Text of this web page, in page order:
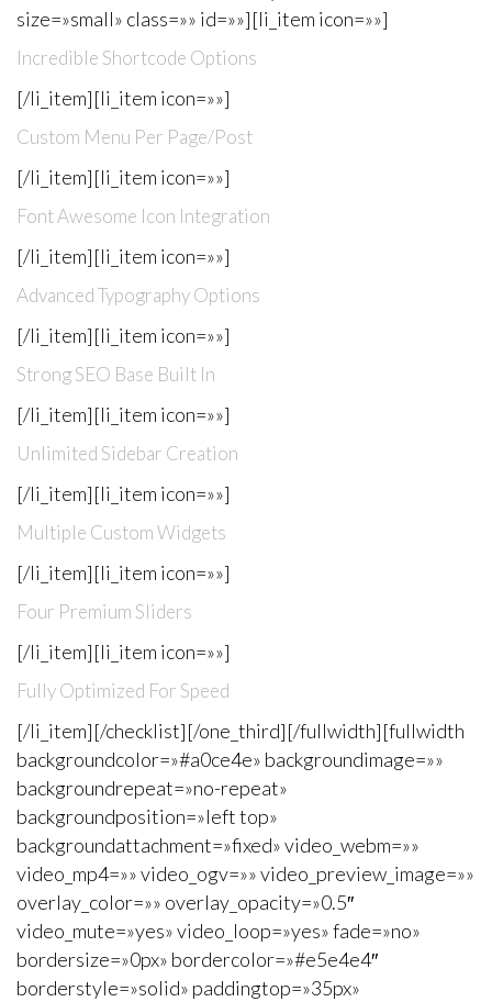
size=»small» class=»» id=»»][li_item icon=»»]
Incredible Shortcode Options
[/li_item][li_item icon=»»]
Custom Menu Per Page/Post
[/li_item][li_item icon=»»]
Font Awesome Icon Integration
[/li_item][li_item icon=»»]
Advanced Typography Options
[/li_item][li_item icon=»»]
Strong SEO Base Built In
[/li_item][li_item icon=»»]
Unlimited Sidebar Creation
[/li_item][li_item icon=»»]
Multiple Custom Widgets
[/li_item][li_item icon=»»]
Four Premium Sliders
[/li_item][li_item icon=»»]
Fully Optimized For Speed
[/li_item][/checklist][/one_third][/fullwidth][fullwidth
backgroundcolor=»#a0ce4e» backgroundimage=»»
backgroundrepeat=»no-repeat»
backgroundposition=»left top»
backgroundattachment=»fixed» video_webm=»»
video_mp4=»» video_ogv=»» video_preview_image=»»
overlay_color=»» overlay_opacity=»0.5″
video_mute=»yes» video_loop=»yes» fade=»no»
bordersize=»0px» bordercolor=»#e5e4e4″
borderstyle=»solid» paddingtop=»35px»